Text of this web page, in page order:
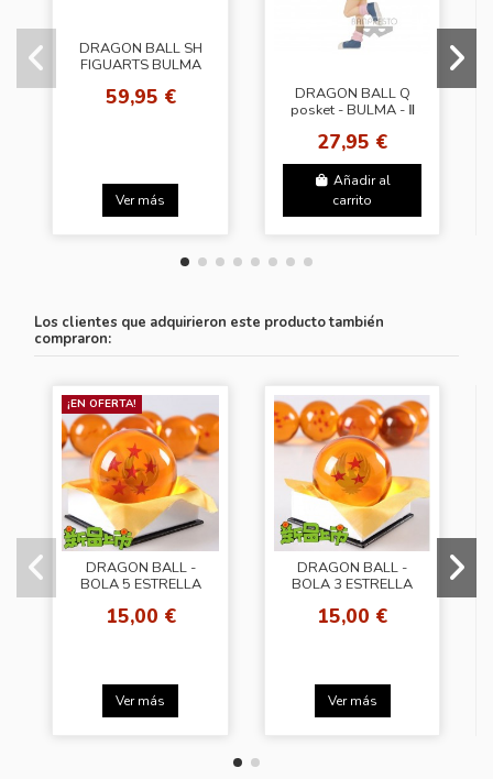
DRAGON BALL SH
FIGUARTS BULMA
59,95 €
Ver más
DRAGON BALL Q
posket - BULMA - Ⅱ
27,95 €
Añadir al
carrito
Los clientes que adquirieron este producto también
compraron:
¡EN OFERTA!
DRAGON BALL -
BOLA 5 ESTRELLA
15,00 €
Ver más
DRAGON BALL -
BOLA 3 ESTRELLA
15,00 €
Ver más